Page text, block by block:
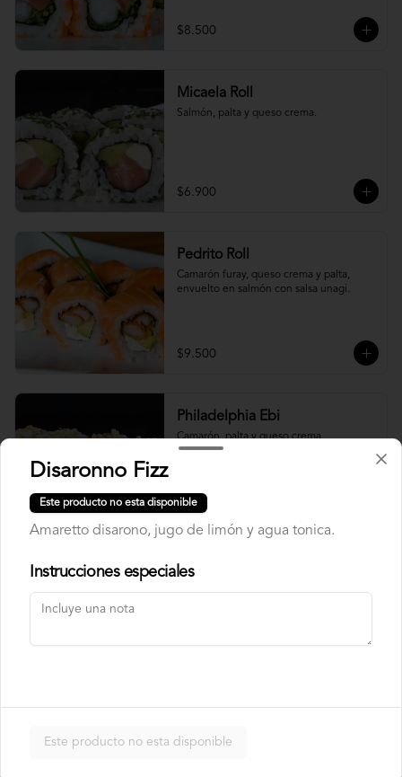
$8.500
Micaela Roll
Salmón, palta y queso crema.
$6.900
Pedrito Roll
Camarón furay, queso crema y palta,
envuelto en salmón con salsa unagi.
$9.500
Philadelphia Ebi
Camarón, palta y queso crema.
$7.500
Philadelphia Roll
Rainbow Roll
Disaronno Fizz
Este producto no esta disponible
Amaretto disarono, jugo de limón y agua tonica.
Instrucciones especiales
Este producto no esta disponible